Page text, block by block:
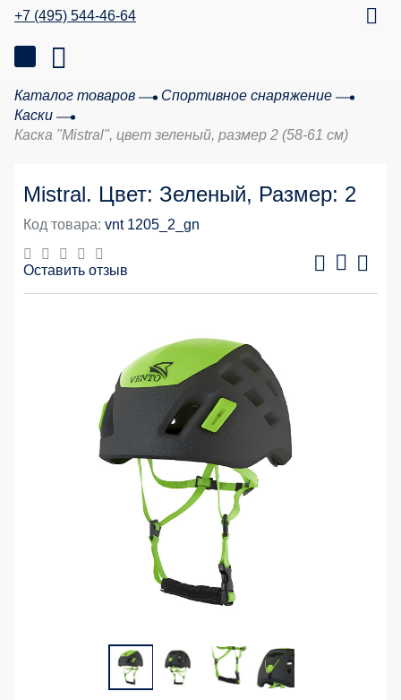
+7 (495) 544-46-64
Каталог товаров
Спортивное снаряжение
Каски
Каска "Mistral", цвет зеленый, размер 2 (58-61 см)
Mistral. Цвет: Зеленый, Размер: 2
Код товара: vnt 1205_2_gn
Оставить отзыв